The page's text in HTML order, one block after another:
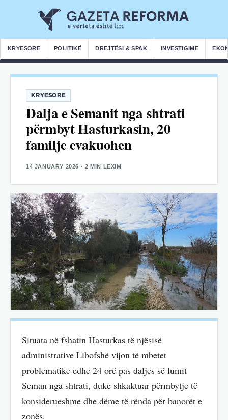
KRYESORE POLITIKË DREJTËSI & SPAK INVESTIGIME
KRYESORE
Dalja e Semanit nga shtrati
përmbyt Hasturkasin, 20
familje evakuohen
14 JANUARY 2026 · 2 MIN LEXIM
Situata në fshatin Hasturkas të njësisë
administrative Libofshë vijon të mbetet
problematike edhe 24 orë pas daljes së lumit
Seman nga shtrati, duke shkaktuar përmbytje të
konsiderueshme dhe dëme të rënda për banorët e
zonës.